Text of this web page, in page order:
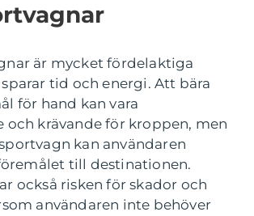
är mycket fördelaktiga
tid och energi. Att bära
för hand kan vara
och krävande för kroppen, men
kan användaren
till destinationen.
också risken för skador och
användaren inte behöver